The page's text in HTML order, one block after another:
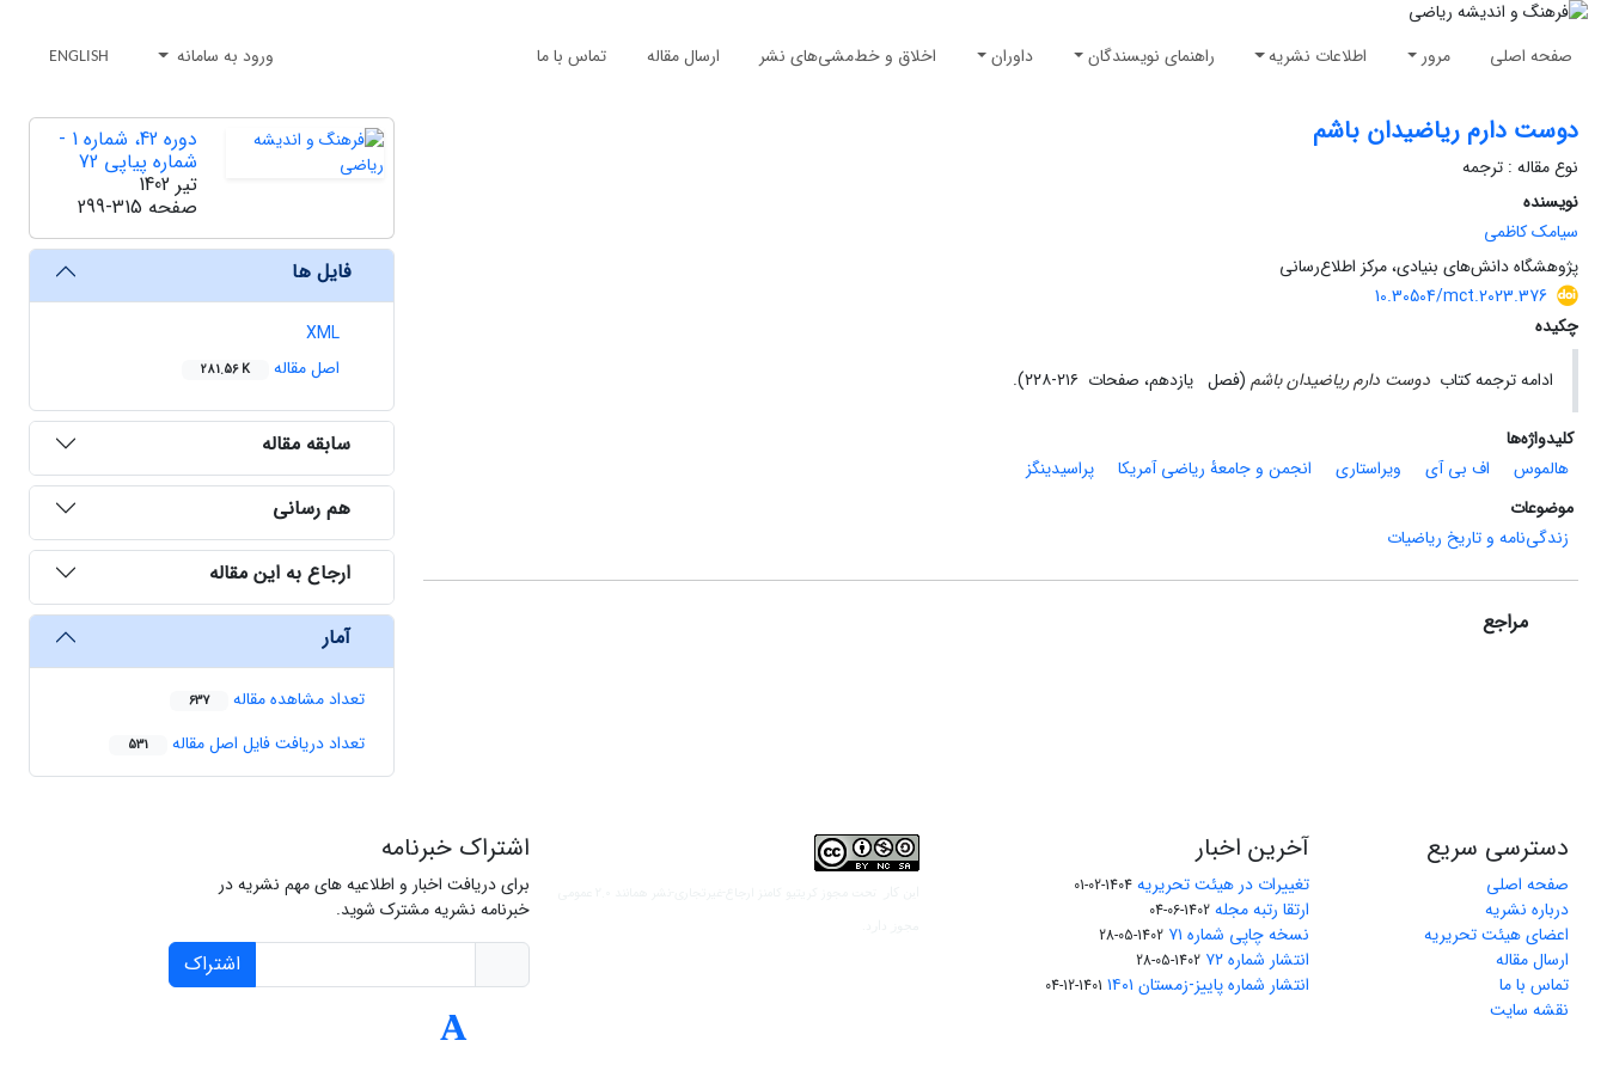
صفحه اصلی مرور اطلاعات نشریه راهنمای نویسندگان داوران اخلاق و خط‌مشی‌های نشر ارسال مقاله تماس با ما ورود به سامانه ENGLISH
دوست دارم ریاضیدان باشم
نوع مقاله : ترجمه
نویسنده
سیامک کاظمی
پژوهشگاه دانش‌های بنیادی، مرکز اطلاع‌رسانی
10.30504/mct.2023.376
چکیده
ادامه ترجمه کتاب دوست دارم ریاضیدان باشم (فصل یازدهم، صفحات ۲۱۶-۲۲۸).
کلیدواژه‌ها
هالموس
اف بی آی ویراستاری انجمن و جامعۀ ریاضی آمریکا
پراسیدینگز
موضوعات
زندگی‌نامه و تاریخ ریاضیات
مراجع
دوره 42، شماره 1 -
شماره پیاپی 72
تیر 1402
صفحه 299-315
فایل ها
XML
اصل مقاله
281.56 K
سابقه مقاله
هم رسانی
ارجاع به این مقاله
آمار
تعداد مشاهده مقاله 637
تعداد دریافت فایل اصل مقاله 531
دسترسی سریع
صفحه اصلی
درباره نشریه
اعضای هیئت تحریریه
ارسال مقاله
تماس با ما
نقشه سایت
آخرین اخبار
تغییرات در هیئت تحریریه 1404-02-01
ارتقا رتبه مجله 1402-06-04
نسخه چاپی شماره ۷۱ 1402-05-28
انتشار شماره ۷۲ 1402-05-28
انتشار شماره پاییز-زمستان ۱۴۰۱ 1401-12-04
اشتراک خبرنامه
برای دریافت اخبار و اطلاعیه های مهم نشریه در
خبرنامه نشریه مشترک شوید.
اشتراک